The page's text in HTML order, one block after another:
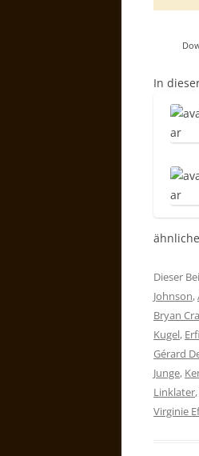
In
Dieser
Johnson,
Bryan
Kugel,
Gérard
Junge,
Linklater,
Virginie